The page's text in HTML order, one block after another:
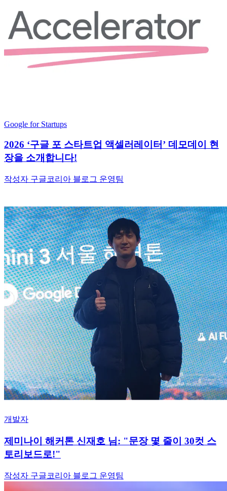
Google for Startups
2026 ‘구글 포 스타트업 액셀러레이터’ 데모데이 현
장을 소개합니다!
작성자 구글코리아 블로그 운영팀
개발자
제미나이 해커톤 신재호 님: "문장 몇 줄이 30컷 스
토리보드로!"
작성자 구글코리아 블로그 운영팀